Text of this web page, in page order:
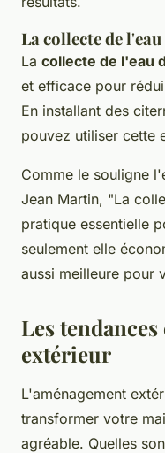
La collecte de
La collecte de l'eau
et efficace pour
En installant des
pouvez utiliser cette
Comme le souligne
Jean Martin, "La
pratique essentielle
seulement elle
aussi meilleure pour
Les
extérieur
L'aménagement
transformer votre
agréable. Quelles